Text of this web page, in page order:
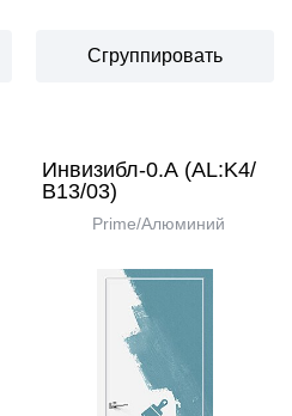
Сгруппировать
Инвизибл-0.А (AL:K4/
В13/03)
Prime/Алюминий